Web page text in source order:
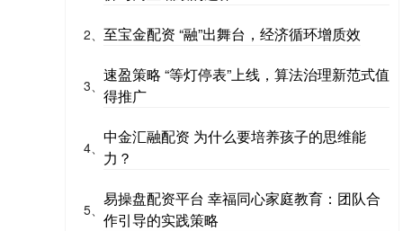
2、 至宝金配资 “融”出舞台，经济循环增质效
3、
速盈策略 “等灯停表”上线，算法治理新范式值
得推广
4、
中金汇融配资 为什么要培养孩子的思维能
力？
5、
易操盘配资平台 幸福同心家庭教育：团队合
作引导的实践策略